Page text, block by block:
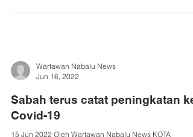
melonjak melepasi paras 300 hari ini dengan...
Wartawan Nabalu News
Jun 16, 2022
Sabah terus catat peningkatan